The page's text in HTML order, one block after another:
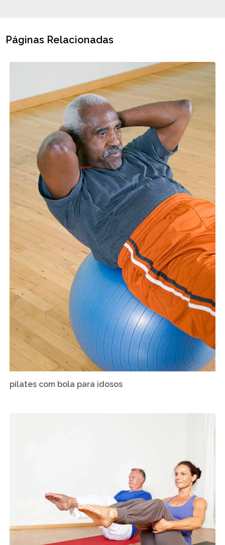
Páginas Relacionadas
pilates com bola para idosos